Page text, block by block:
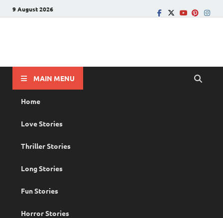
9 August 2026
MAIN MENU
Home
Love Stories
Thriller Stories
Long Stories
Fun Stories
Horror Stories